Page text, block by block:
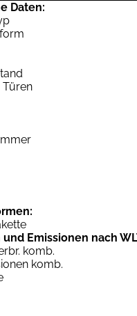
Daten:
Türen
Emissionen nach
komb.
komb.